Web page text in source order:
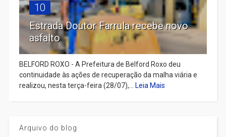
10
Estrada Doutor Farrula recebe novo
asfalto
BELFORD ROXO - A Prefeitura de Belford Roxo deu
continuidade às ações de recuperação da malha viária e
realizou, nesta terça-feira (28/07),...
Leia Mais
Arquivo do blog